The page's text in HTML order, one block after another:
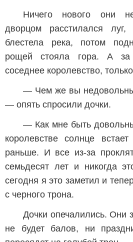
Ничего нового они
дворцом расстилался
блестела река, потом
рощей стояла гора. А за
соседнее королевство,
— Чем же вы
— опять спросили дочки.
— Как мне быть
королевстве солнце
раньше. И все из-за
семьдесят лет и никогда
сегодня я это заметил и
с черного трона.
Дочки опечалились. Они
не будет балов, ни